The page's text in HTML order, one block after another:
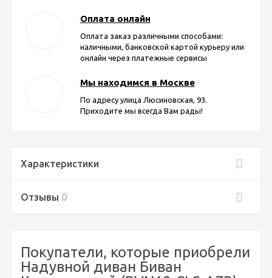
Оплата онлайн
Оплата заказ различными способами:
наличными, банковской картой курьеру или
онлайн через платежные сервисы
Мы находимся в Москве
По адресу улица Люсиновская, 93.
Приходите мы всегда Вам рады!
Характеристики
Отзывы 0
Покупатели, которые приобрели
Надувной диван Биван